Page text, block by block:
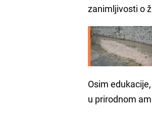
zanimljivosti o
Osim
u prirodnom